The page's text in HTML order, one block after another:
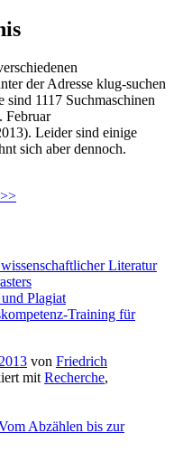
der Adresse klug-suchen
sind 1117 Suchmaschinen
Februar
Leider sind einige
sich aber dennoch.
Literatur
Plagiat
Training für
von Friedrich
mit Recherche,
Abzählen bis zur